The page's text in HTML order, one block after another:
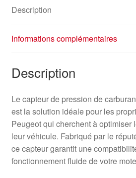
Description
Informations complémentaires
Description
Le capteur de pression de
est la solution idéale pour les
Peugeot qui cherchent à optimiser
leur véhicule. Fabriqué par le
ce capteur garantit une
fonctionnement fluide de votre